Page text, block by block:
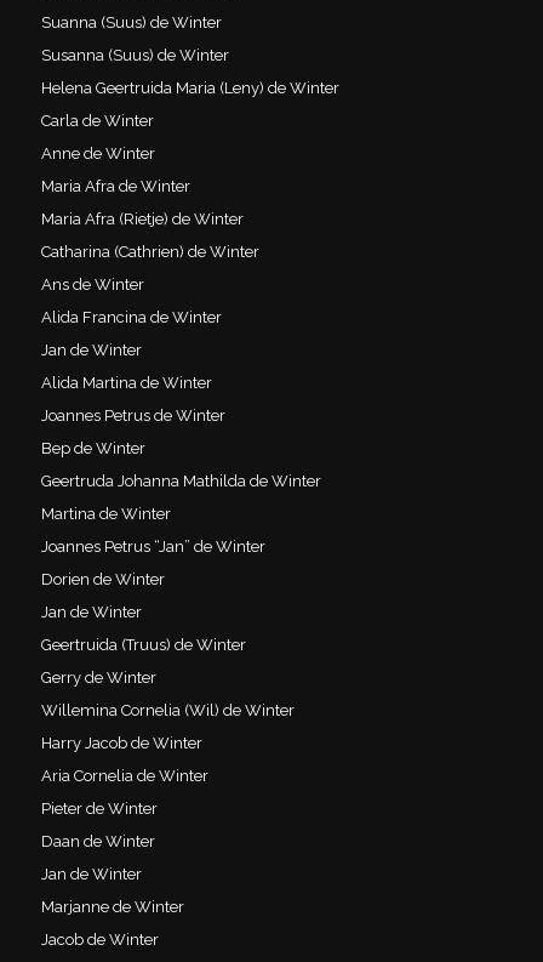
Suanna (Suus) de Winter
Susanna (Suus) de Winter
Helena Geertruida Maria (Leny) de Winter
Carla de Winter
Anne de Winter
Maria Afra de Winter
Maria Afra (Rietje) de Winter
Catharina (Cathrien) de Winter
Ans de Winter
Alida Francina de Winter
Jan de Winter
Alida Martina de Winter
Joannes Petrus de Winter
Bep de Winter
Geertruda Johanna Mathilda de Winter
Martina de Winter
Joannes Petrus “Jan” de Winter
Dorien de Winter
Jan de Winter
Geertruida (Truus) de Winter
Gerry de Winter
Willemina Cornelia (Wil) de Winter
Harry Jacob de Winter
Aria Cornelia de Winter
Pieter de Winter
Daan de Winter
Jan de Winter
Marjanne de Winter
Jacob de Winter